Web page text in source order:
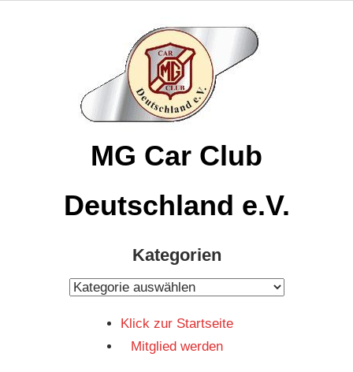
MG Car Club
Deutschland e.V.
Kategorien
Kategorien
Klick zur Startseite
Mitglied werden